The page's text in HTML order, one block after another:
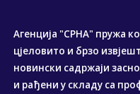
Агенција "СРНА" пружа
цјеловито и брзо
новински садржаји
и рађени у складу са